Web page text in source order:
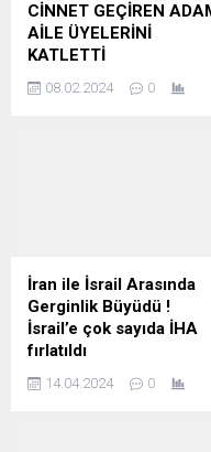
CİNNET GEÇİREN
AİLE ÜYELERİNİ
KATLETTİ
08.02.2024 0
İran ile İsrail Arasında
Gerginlik Büyüdü !
İsrail’e çok sayıda İHA
fırlatıldı
14.04.2024 0